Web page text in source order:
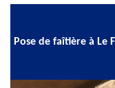
Pose de faîtière à Le